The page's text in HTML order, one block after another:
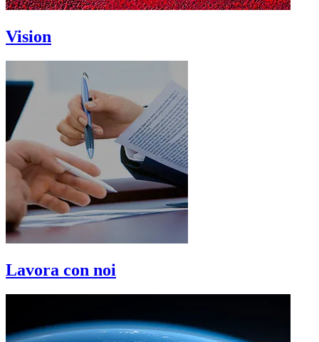
Vision
Lavora con noi